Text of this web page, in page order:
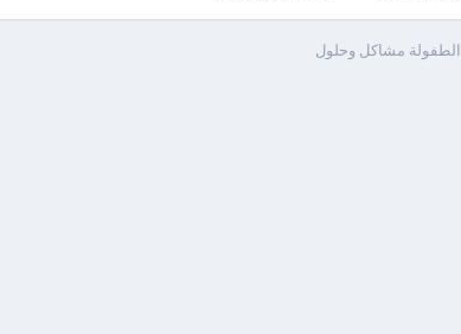
الطفولة مشاكل وحلول